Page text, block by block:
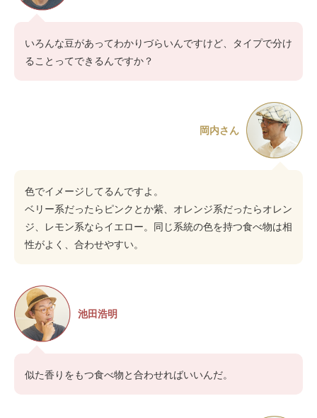
いろんな豆があってわかりづらいんですけど、タイプで分け
ることってできるんですか？
岡内さん
色でイメージしてるんですよ。
ベリー系だったらピンクとか紫、オレンジ系だったらオレン
ジ、レモン系ならイエロー。同じ系統の色を持つ食べ物は相
性がよく、合わせやすい。
池田浩明
似た香りをもつ食べ物と合わせればいいんだ。